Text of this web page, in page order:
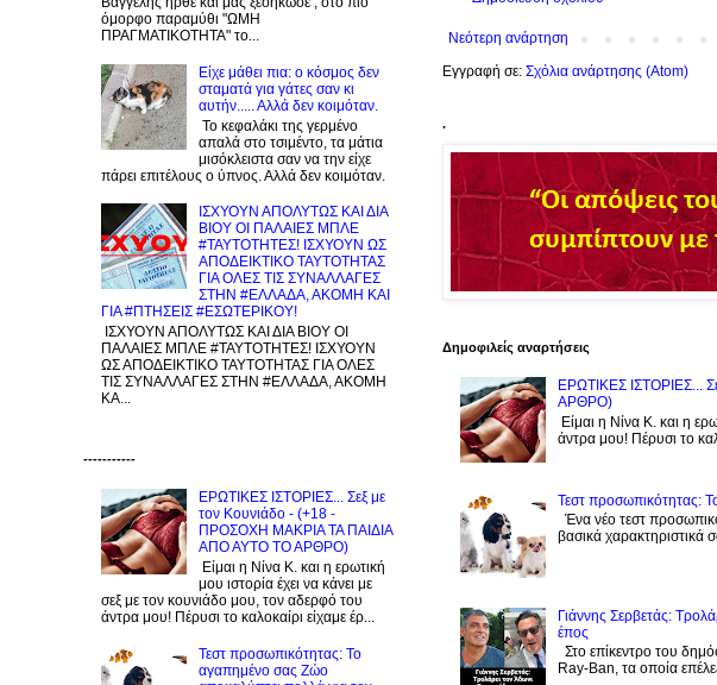
Νεότερη ανάρτηση
Εγγραφή σε: Σχόλια ανάρτησης (Atom)
.
Δημοφιλείς αναρτήσεις
ΕΡΩΤΙΚΕΣ ΙΣΤΟΡΙΕΣ...
ΑΡΘΡΟ)
Είμαι η Νίνα Κ. και η
άντρα μου! Πέρυσι το
Τεστ προσωπικότητας:
Ένα νέο τεστ
βασικά χαρακτηριστικά
Γιάννης Σερβετάς:
έπος
Στο επίκεντρο του
Ray-Ban, τα οποία
όμορφο παραμύθι "ΩΜΗ
ΠΡΑΓΜΑΤΙΚΟΤΗΤΑ" το...
Είχε μάθει πια: ο κόσμος δεν
σταματά για γάτες σαν κι
αυτήν..... Αλλά δεν κοιμόταν.
Το κεφαλάκι της γερμένο
απαλά στο τσιμέντο, τα μάτια
μισόκλειστα σαν να την είχε
πάρει επιτέλους ο ύπνος. Αλλά δεν κοιμόταν.
ΙΣΧΥΟΥΝ ΑΠΟΛΥΤΩΣ ΚΑΙ ΔΙΑ
ΒΙΟΥ ΟΙ ΠΑΛΑΙΕΣ ΜΠΛΕ
#ΤΑΥΤΟΤΗΤΕΣ! ΙΣΧΥΟΥΝ ΩΣ
ΑΠΟΔΕΙΚΤΙΚΟ ΤΑΥΤΟΤΗΤΑΣ
ΓΙΑ ΟΛΕΣ ΤΙΣ ΣΥΝΑΛΛΑΓΕΣ
ΣΤΗΝ #ΕΛΛΑΔΑ, ΑΚΟΜΗ ΚΑΙ
ΓΙΑ #ΠΤΗΣΕΙΣ #ΕΣΩΤΕΡΙΚΟΥ!
ΙΣΧΥΟΥΝ ΑΠΟΛΥΤΩΣ ΚΑΙ ΔΙΑ ΒΙΟΥ ΟΙ
ΠΑΛΑΙΕΣ ΜΠΛΕ #ΤΑΥΤΟΤΗΤΕΣ! ΙΣΧΥΟΥΝ
ΩΣ ΑΠΟΔΕΙΚΤΙΚΟ ΤΑΥΤΟΤΗΤΑΣ ΓΙΑ ΟΛΕΣ
ΤΙΣ ΣΥΝΑΛΛΑΓΕΣ ΣΤΗΝ #ΕΛΛΑΔΑ, ΑΚΟΜΗ
ΚΑ...
-----------
ΕΡΩΤΙΚΕΣ ΙΣΤΟΡΙΕΣ... Σεξ με
τον Kουνιάδο - (+18 -
ΠΡΟΣΟΧΗ ΜΑΚΡΙΑ ΤΑ ΠΑΙΔΙΑ
ΑΠΟ ΑΥΤΟ ΤΟ ΑΡΘΡΟ)
Είμαι η Νίνα Κ. και η ερωτική
μου ιστορία έχει να κάνει με
σεξ με τον κουνιάδο μου, τον αδερφό του
άντρα μου! Πέρυσι το καλοκαίρι είχαμε έρ...
Τεστ προσωπικότητας: Το
αγαπημένο σας Zώο